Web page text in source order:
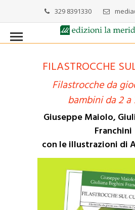
329 8391330
FILASTROCCHE
Filastrocche da
bambini da 2 a
Giuseppe Maiolo,
Franchini
con le illustrazioni di